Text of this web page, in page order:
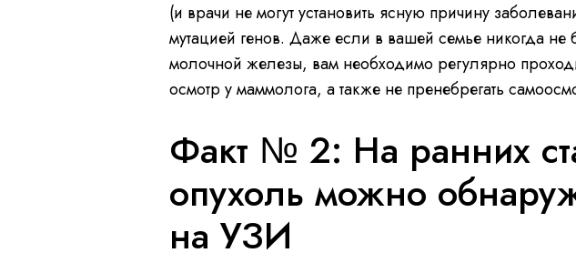
(и врачи не могут установить ясную причину
мутацией генов. Даже если в вашей семье никогда не
молочной железы, вам необходимо регулярно
осмотр у маммолога, а также не пренебрегать
Факт № 2: На ранних
опухоль можно
на УЗИ